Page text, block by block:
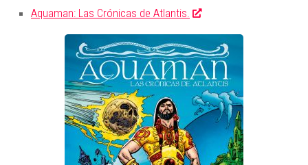
Aquaman: Las Crónicas de Atlantis.